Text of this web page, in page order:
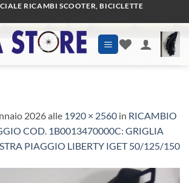
RICAMBI SCOOTER, BICICLETTE
2026alle 1920 × 2560 in RICAMBIO
COD. 1B0013470000C: GRIGLIA
PIAGGIO LIBERTY IGET 50/125/150